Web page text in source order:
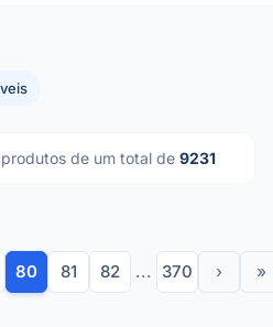
produtos de um total de 9231
80 81 82 ... 370 › »